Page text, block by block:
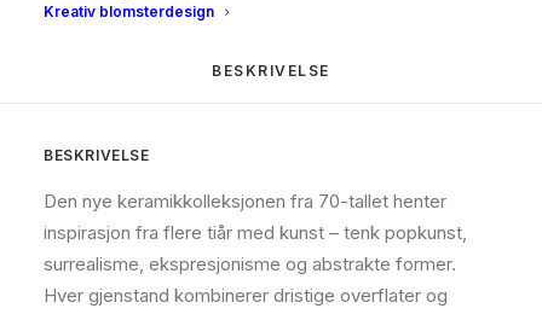
Kreativ blomsterdesign
BESKRIVELSE
BESKRIVELSE
Den nye keramikkolleksjonen fra 70-tallet henter
inspirasjon fra flere tiår med kunst – tenk popkunst,
surrealisme, ekspresjonisme og abstrakte former.
Hver gjenstand kombinerer dristige overflater og